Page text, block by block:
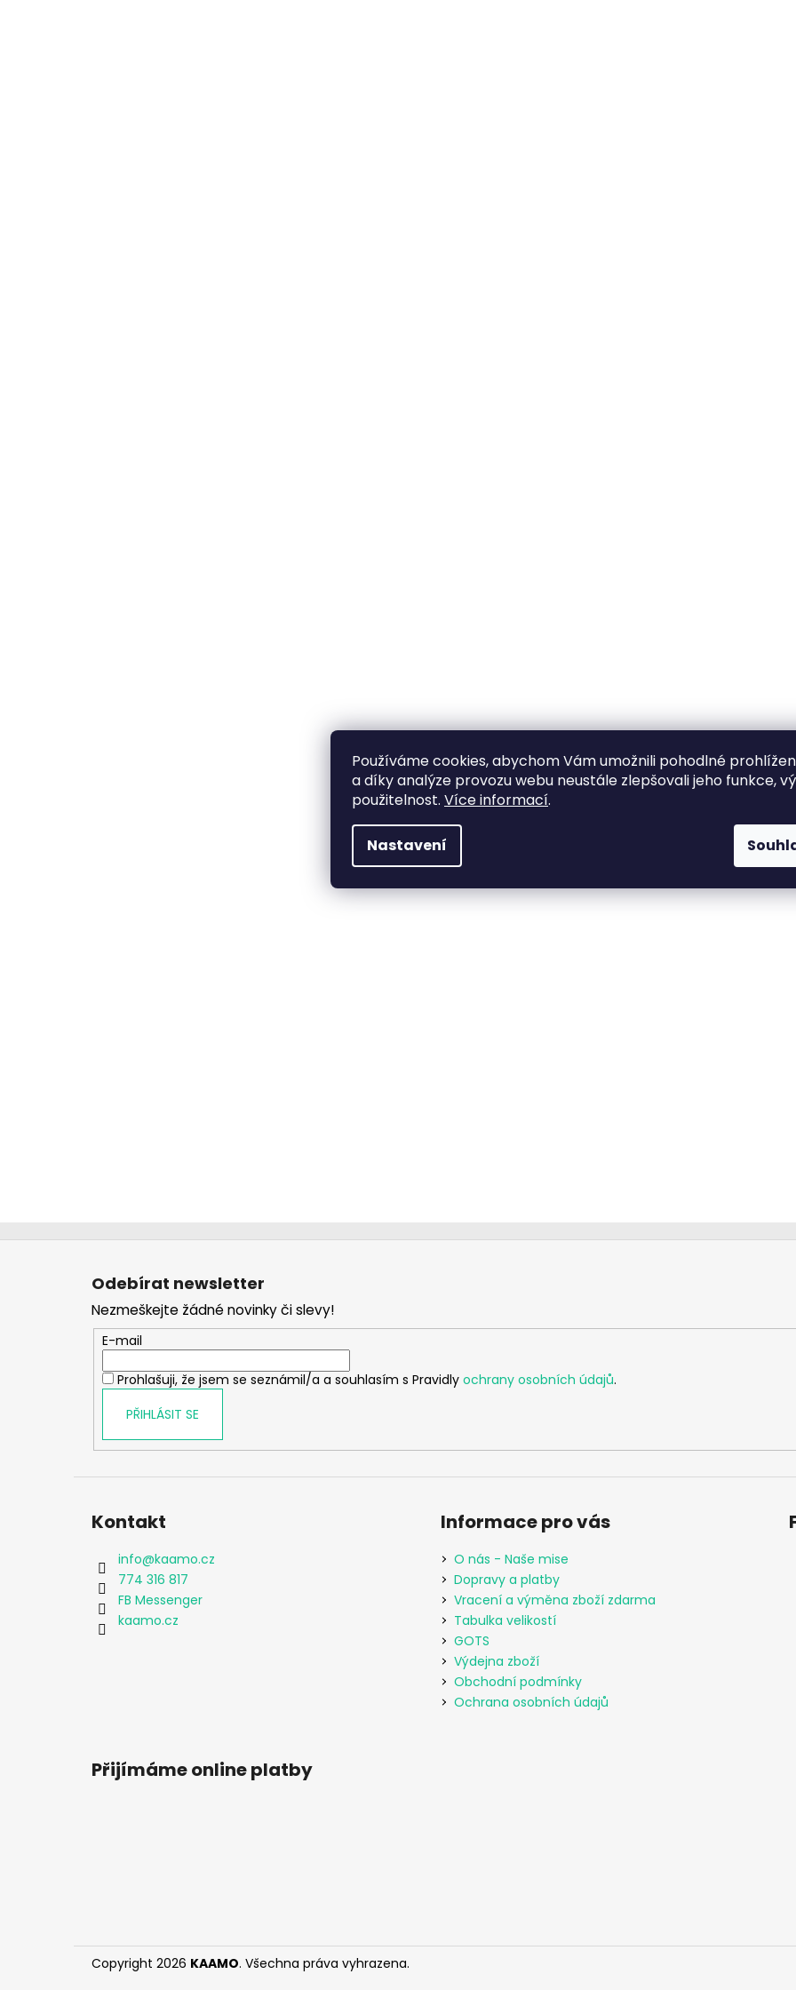
Používáme cookies, abychom Vám umožnili pohodlné
a díky analýze provozu webu neustále zlepšovali jeho funkce,
použitelnost. Více informací.
Nastavení
Z
Odebírat newsletter
Nezmeškejte žádné novinky či slevy!
E-mail
Prohlašuji, že jsem se seznámil/a a souhlasím s Pravidly ochrany osobních údajů.
PŘIHLÁSIT SE
Kontakt
info@kaamo.cz
774 316 817
FB Messenger
kaamo.cz
Informace pro vás
O nás - Naše mise
Dopravy a platby
Vracení a výměna zboží zdarma
Tabulka velikostí
GOTS
Výdejna zboží
Obchodní podmínky
Ochrana osobních údajů
Přijímáme online platby
Copyright 2026 KAAMO. Všechna práva vyhrazena.